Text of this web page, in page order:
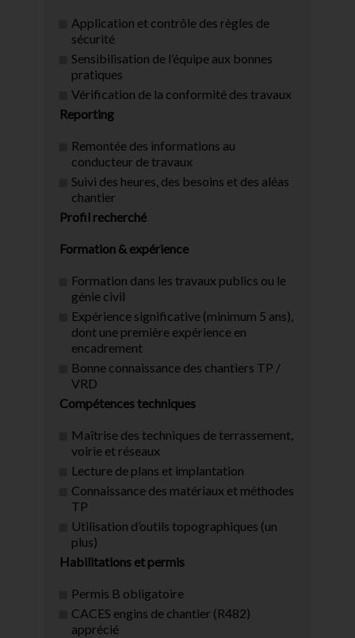
Application et contrôle des règles de
sécurité
Sensibilisation de l’équipe aux bonnes
pratiques
Vérification de la conformité des travaux
Reporting
Remontée des informations au
conducteur de travaux
Suivi des heures, des besoins et des aléas
chantier
Profil recherché
Formation & expérience
Formation dans les travaux publics ou le
génie civil
Expérience significative (minimum 5 ans),
dont une première expérience en
encadrement
Bonne connaissance des chantiers TP /
VRD
Compétences techniques
Maîtrise des techniques de terrassement,
voirie et réseaux
Lecture de plans et implantation
Connaissance des matériaux et méthodes
TP
Utilisation d’outils topographiques (un
plus)
Habilitations et permis
Permis B obligatoire
CACES engins de chantier (R482)
apprécié